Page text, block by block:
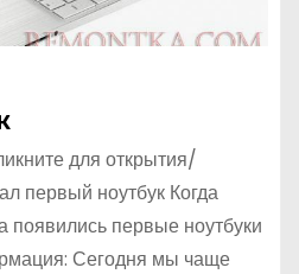
для открытия/
первый ноутбук Когда
появились первые ноутбуки
Сегодня мы чаще